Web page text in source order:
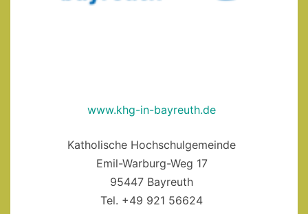
www.khg-in-bayreuth.de
Katholische Hochschulgemeinde
Emil-Warburg-Weg 17
95447 Bayreuth
Tel. +49 921 56624